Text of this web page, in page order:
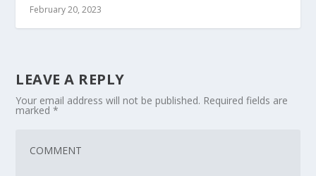
February 20, 2023
LEAVE A REPLY
Your email address will not be published. Required fields are
marked*